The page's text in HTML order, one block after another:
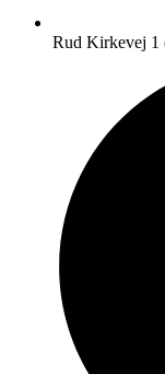
Rud Kirkevej 1